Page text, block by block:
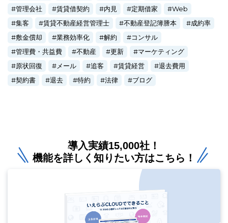
管理会社
賃貸借契約 内見 定期借家
Web
集客
賃貸不動産経営管理士 不動産登記簿謄本
成約率
敷金償却
業務効率化 解約
コンサル
管理費・共益費
不動産 更新
マーケティング
原状回復
メール 追客 賃貸経営
退去費用
契約書
退去 特約 法律 ブログ
導入実績15,000社！
機能を詳しく知りたい方はこちら！